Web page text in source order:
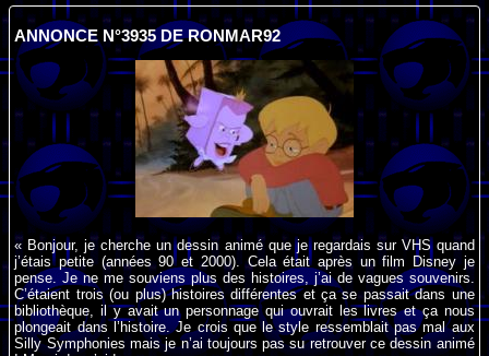
ANNONCE N°3935 DE RONMAR92
« Bonjour, je cherche un dessin animé que je regardais sur VHS quand
j’étais petite (années 90 et 2000). Cela était après un film Disney je
pense. Je ne me souviens plus des histoires, j’ai de vagues souvenirs.
C’étaient trois (ou plus) histoires différentes et ça se passait dans une
bibliothèque, il y avait un personnage qui ouvrait les livres et ça nous
plongeait dans l’histoire. Je crois que le style ressemblait pas mal aux
Silly Symphonies mais je n’ai toujours pas su retrouver ce dessin animé